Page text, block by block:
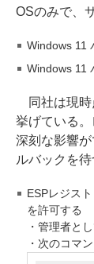
OSのみで、
Windows 11
Windows 11
同社は現時
挙げている
深刻な影響が
ルバックを待
ESPレジス
を許可する
・管理者と
・次のコマ